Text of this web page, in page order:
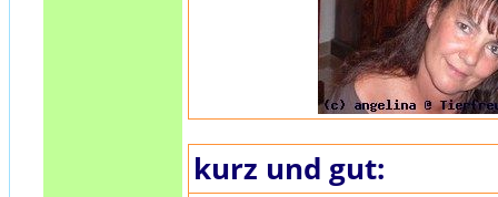
kurz und gut: